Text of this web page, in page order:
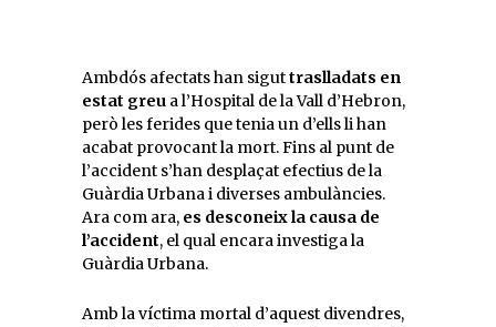
Ambdós afectats han siguttraslladats en
estat greu a l’Hospital de la Vall d’Hebron,
però les ferides que tenia un d’ells li han
acabat provocant la mort. Fins al punt de
l’accident s’han desplaçat efectius de la
Guàrdia Urbana i diverses ambulàncies.
Ara com ara, es desconeix la causa de
l’accident, el qual encara investiga la
Guàrdia Urbana.
Amb la víctima mortal d’aquest divendres,